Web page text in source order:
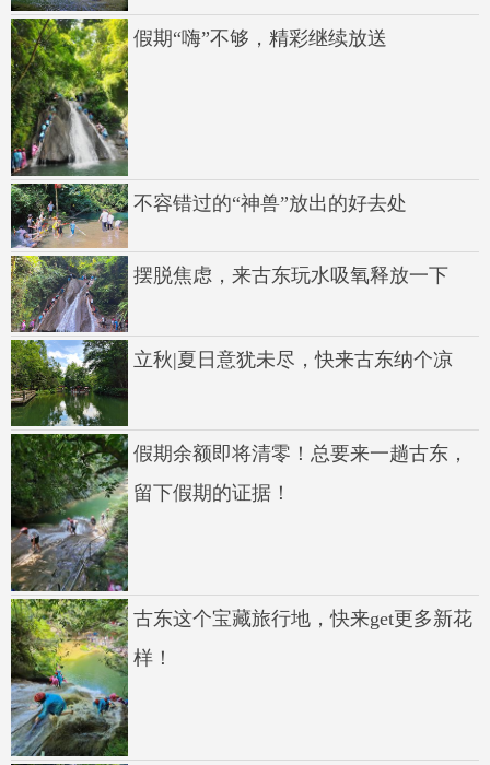
假期“嗨”不够，精彩继续放送
不容错过的“神兽”放出的好去处
摆脱焦虑，来古东玩水吸氧释放一下
立秋|夏日意犹未尽，快来古东纳个凉
假期余额即将清零！总要来一趟古东，
留下假期的证据！
古东这个宝藏旅行地，快来get更多新花
样！